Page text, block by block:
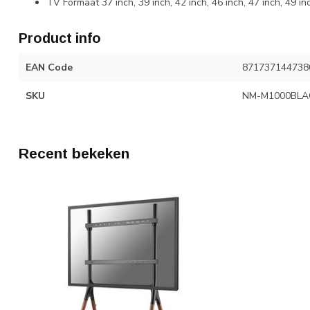
Product info
EAN Code
SKU NM-
Recent bekeken